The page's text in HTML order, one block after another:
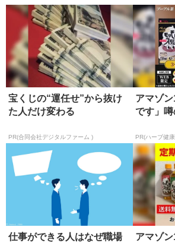
宝くじの“運任せ”から抜け
た人だけ変わる
PR(合同会社デジタルファーム )
アマゾ
です」
PR(ハーブ健
仕事ができる人はなぜ職場
アマゾ